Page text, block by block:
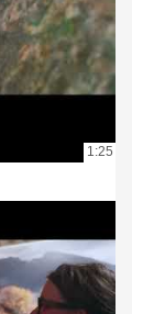
1:25